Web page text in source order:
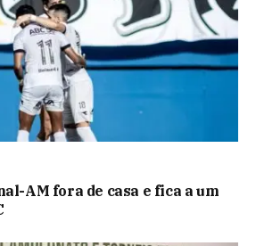
AM fora de casa e fica a um